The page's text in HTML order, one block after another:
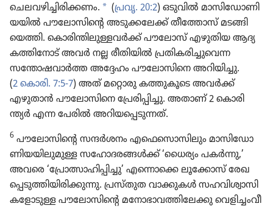
ചെലവ​ഴി​ച്ചി​രി​ക്കണം. a (പ്രവൃ. 20:2) ഒടുവിൽ മാസി​ഡോ​ണി​
യ​യിൽ പൗലോ​സി​ന്റെ അടുക്ക​ലേക്ക്‌ തീത്തോസ്‌ മടങ്ങി​
യെത്തി. കൊരി​ന്തി​ലു​ള്ള​വർക്ക്‌ പൗലോസ്‌ എഴുതിയ ആദ്യ
കത്തി​നോട്‌ അവർ നല്ല രീതി​യിൽ പ്രതി​ക​രി​ച്ചു​വെന്ന
സന്തോ​ഷ​വാർത്ത അദ്ദേഹം പൗലോ​സി​നെ അറിയി​ച്ചു.
(2 കൊരി. 7:5-7) അത്‌ മറ്റൊരു കത്തുകൂ​ടെ അവർക്ക്‌
എഴുതാൻ പൗലോ​സി​നെ പ്രേരി​പ്പി​ച്ചു. അതാണ്‌ 2 കൊരി​
ന്ത്യർ എന്ന പേരിൽ അറിയ​പ്പെ​ടു​ന്നത്‌.
6 പൗലോ​സി​ന്റെ സന്ദർശനം എഫെ​സൊ​സി​ലും മാസി​ഡോ​
ണി​യ​യി​ലു​മുള്ള സഹോ​ദ​ര​ങ്ങൾക്ക്‌ ‘ധൈര്യം പകർന്നു,’
അവരെ ‘പ്രോ​ത്സാ​ഹി​പ്പി​ച്ചു’ എന്നൊക്കെ ലൂക്കോസ്‌ രേഖ​
പ്പെ​ടു​ത്തി​യി​രി​ക്കു​ന്നു. പ്രസ്‌തുത വാക്കുകൾ സഹവി​ശ്വാ​സി​
ക​ളോ​ടുള്ള പൗലോ​സി​ന്റെ മനോ​ഭാ​വ​ത്തി​ലേക്കു വെളി​ച്ചം​വീ​